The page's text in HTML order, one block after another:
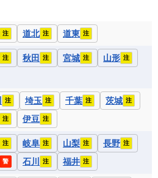
注 道北 注 道東 注
注 秋田 注 宮城 注 山形 注
注 埼玉 注 千葉 注 茨城 注
注 伊豆 注
注 岐阜 注 山梨 注 長野 注
警 石川 注 福井 注